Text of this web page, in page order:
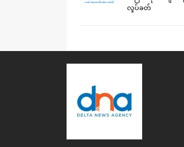
လှုပ်ခတ်